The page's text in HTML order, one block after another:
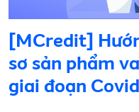
[MCredit]
sơ sản phẩm
giai đoạn Covid